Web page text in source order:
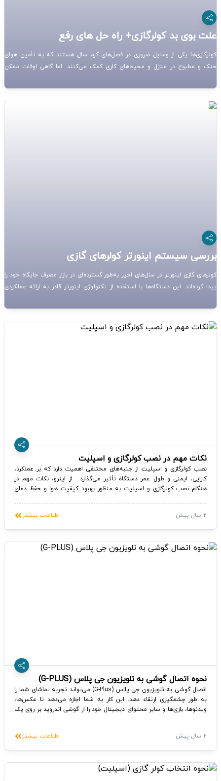
علت بوی بد کولرگازی+ راه حل های رفع
کولرگازی‌ها یکی از وسایل ضروری در فصل‌های گرم سال هستند که به تأمین هوای
خنک و مطبوع در منازل و محیط‌های کاری کمک می‌کنند. اما گاهی اوقات ممکن
نگرانی کاربران شود. در این مقاله، به بررسی علت ‌های بوی بد کولرگازی پرداخته و
راهکارهای جلوگیری و رفع این مشکل را بیان می‌کنیم.
بررسی سیستم اینورتر کولرهای گازی
کولرهای گازی اینورتر در سال‌های اخیر به‌طور گسترده‌ای در بازار مصرف جایگاه خود را
پیدا کرده‌اند. این دستگاه‌ها با استفاده از تکنولوژی اینورتر قادر به ارائه عملکردی
به بررسی سیستم اینورتر کولرهای گازی می‌پردازیم و تفاوت‌ها و مزایای آن را نسبت
به کولرهای گازی معمولی بیان می‌کنیم.
نکات مهم در نصب کولرگازی و اسپلیت
نصب کولرگازی و اسپلیت از جنبه‌های مختلفی اهمیت دارد که بر عملکرد،
کارایی، ایمنی و طول عمر دستگاه تأثیر می‌گذارد. از اینرو، نکات مهم در
هنگام نصب کولرگازی و اسپلیت به منظور بهبود کیفیت هوا و حفظ دمای
کمک کند:2 سال پیش اطلاعات بیشتر
نحوه اتصال گوشی به تلویزیون جی پلاس (G-PLUS)
اتصال گوشی به تلویزیون‌ جی پلاس (G-Plus) می‌تواند تجربه تماشای شما را
به طور چشمگیری ارتقاء دهد. این کار به شما اجازه می‌دهد تا عکس‌ها،
ویدئوها، بازی‌ها و سایر محتوای دیجیتال خود را از گوشی اندروید بر روی یک
2 سال پیش
اطلاعات بیشتر